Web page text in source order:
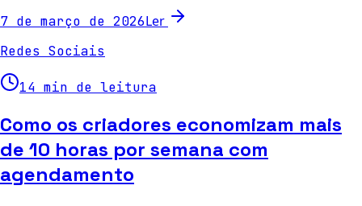
7 de março de 2026Ler
Redes Sociais
14 min de leitura
Como os criadores economizam mais
de 10 horas por semana com
agendamento